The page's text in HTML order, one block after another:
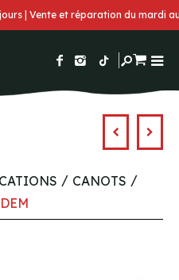
| Vente et réparation du mardi
CANOTS